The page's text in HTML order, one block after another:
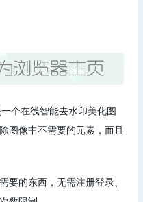
个在线智能去水印美化图
图像中不需要的元素，而且
要的东西，无需注册登录、